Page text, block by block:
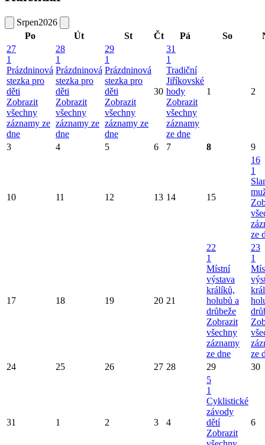
Srpen2026
Po
Út St Čt Pá So
27
1
Prázdninová
stezka pro
děti
Zobrazit
všechny
záznamy ze
dne
28
1
Prázdninová
stezka pro
děti
Zobrazit
všechny
záznamy ze
dne
29
1
Prázdninová
stezka pro
děti
Zobrazit
všechny
záznamy ze
dne
30
31
1
Tradiční
Jiříkovské
hody
Zobrazit
všechny
záznamy
ze dne
1 2
3 4 5 6 7 8 9
10 11 12 13 14 15
16
1
ze
17 18 19 20 21
22
1
Místní
výstava
králíků,
holubů a
drůbeže
Zobrazit
všechny
záznamy
ze dne
23
1
ze
24
25 26 27 28 29 30
31 1 2 3 4
5
1
Cyklistické
závody
dětí
Zobrazit
6